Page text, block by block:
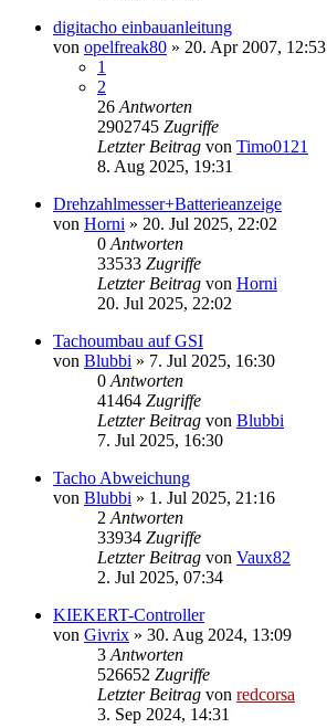
digitacho einbauanleitung
von opelfreak80 » 20. Apr 2007, 12:53
1
2
26 Antworten
2902745 Zugriffe
Letzter Beitrag von Timo0121
8. Aug 2025, 19:31
Drehzahlmesser+Batterieanzeige
von Horni » 20. Jul 2025, 22:02
0 Antworten
33533 Zugriffe
Letzter Beitrag von Horni
20. Jul 2025, 22:02
Tachoumbau auf GSI
von Blubbi » 7. Jul 2025, 16:30
0 Antworten
41464 Zugriffe
Letzter Beitrag von Blubbi
7. Jul 2025, 16:30
Tacho Abweichung
von Blubbi » 1. Jul 2025, 21:16
2 Antworten
33934 Zugriffe
Letzter Beitrag von Vaux82
2. Jul 2025, 07:34
KIEKERT-Controller
von Givrix » 30. Aug 2024, 13:09
3 Antworten
526652 Zugriffe
Letzter Beitrag von redcorsa
3. Sep 2024, 14:31